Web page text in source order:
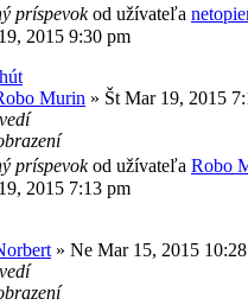
príspevokod užívateľa
2015 9:30 pm
Murin » Št Mar 19, 2015
príspevokod užívateľa Robo
2015 7:13 pm
» Ne Mar 15, 2015